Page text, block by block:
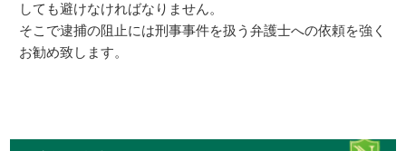
しても避けなければなりません。
そこで逮捕の阻止には刑事事件を扱う弁護士への依頼を強く
お勧め致します。